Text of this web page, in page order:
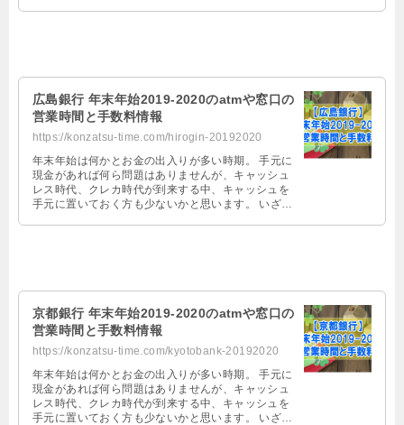
広島銀行 年末年始2019-2020のatmや窓口の
営業時間と手数料情報
https://konzatsu-time.com/hirogin-20192020
年末年始は何かとお金の出入りが多い時期。 手元に
現金があれば何ら問題はありませんが、キャッシュ
レス時代、クレカ時代が到来する中、キャッシュを
手元に置いておく方も少ないかと思います。 いざ、
京都銀行 年末年始2019-2020のatmや窓口の
営業時間と手数料情報
https://konzatsu-time.com/kyotobank-20192020
年末年始は何かとお金の出入りが多い時期。 手元に
現金があれば何ら問題はありませんが、キャッシュ
レス時代、クレカ時代が到来する中、キャッシュを
手元に置いておく方も少ないかと思います。 いざ、